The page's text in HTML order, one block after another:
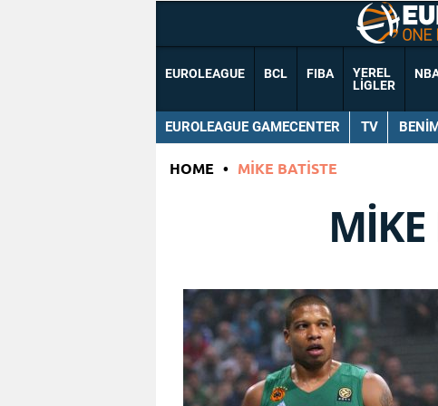
EUROLEAGUE BCL FIBA
YEREL
LIGLER
EUROLEAGUE GAMECENTER TV
HOME • MIKE BATISTE
MIKE